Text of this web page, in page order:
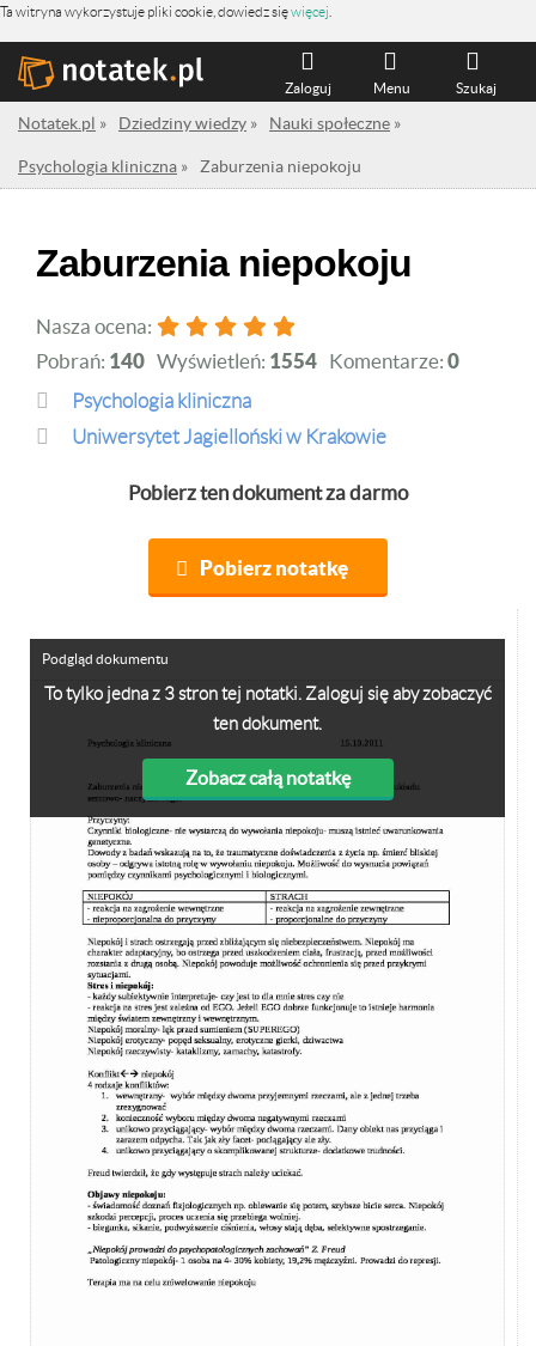
Ta witryna wykorzystuje pliki cookie, dowiedz sięwięcej
Szukaj
Menu
Zaloguj
Notatek.pl » Dziedziny wiedzy » Nauki społeczne »
Psychologia kliniczna » Zaburzenia niepokoju
Zaburzenia niepokoju
Nasza ocena:
Pobrań: 140 Wyświetleń: 1554 Komentarze: 0
Psychologia kliniczna
Uniwersytet Jagielloński w Krakowie
Pobierz ten dokument za darmo
Pobierz notatkę
To tylko jedna z 3 stron tej notatki. Zaloguj się aby zobaczyć
ten dokument.
Zobacz całą notatkę
Podgląd dokumentu